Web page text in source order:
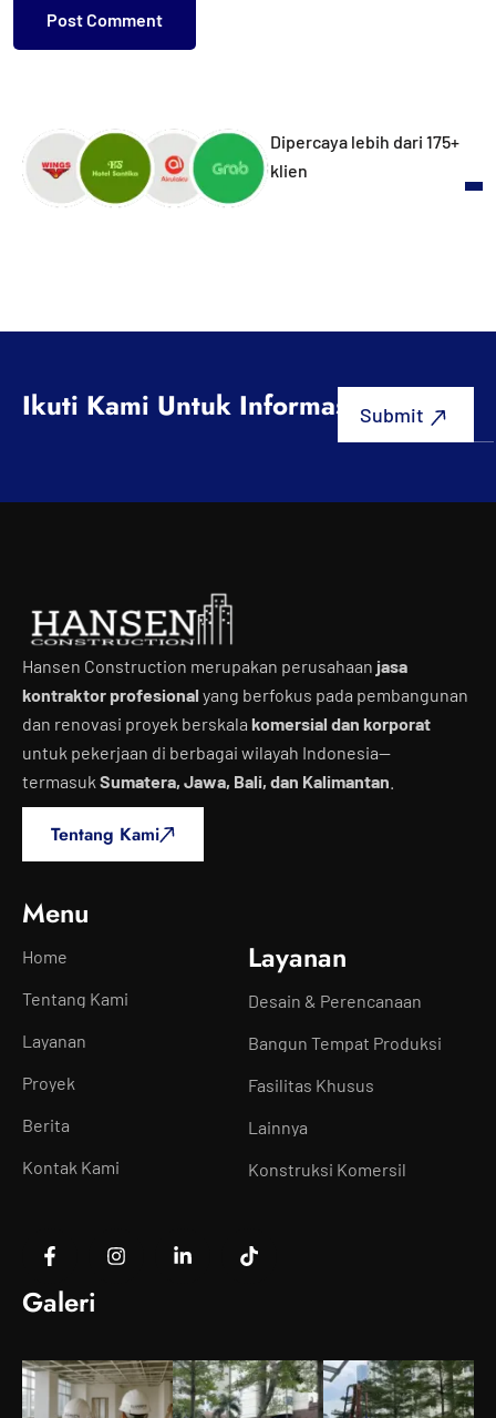
Dipercaya lebih dari 175+
klien
Ikuti Kami Untuk Informasi Terbaru
Hansen Construction merupakan perusahaan jasa
kontraktor profesional yang berfokus pada pembangunan
dan renovasi proyek berskala komersial dan korporat
untuk pekerjaan di berbagai wilayah Indonesia—
termasuk Sumatera, Jawa, Bali, dan Kalimantan
Tentang Kami
Menu
Home
Tentang Kami
Layanan
Proyek
Berita
Kontak Kami
Layanan
Desain & Perencanaan
Bangun Tempat Produksi
Fasilitas Khusus
Lainnya
Konstruksi Komersil
Galeri